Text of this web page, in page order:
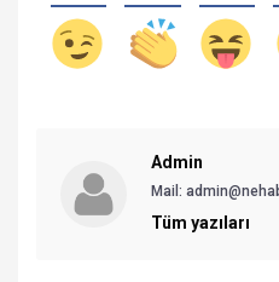
Admin
Mail:
Tüm yazıları